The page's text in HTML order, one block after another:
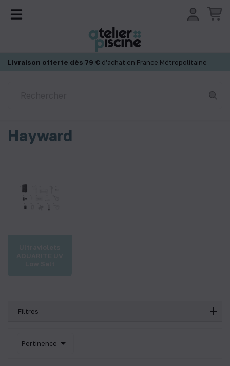
Livraison offerte dès 79 € d'achat en France Métropolitaine
Hayward
Filtres
Pertinence 